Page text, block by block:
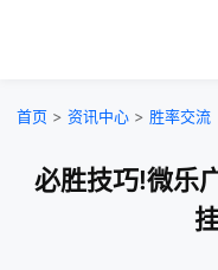
首页 > 资讯中心 > 胜率交流
必胜技巧!微乐